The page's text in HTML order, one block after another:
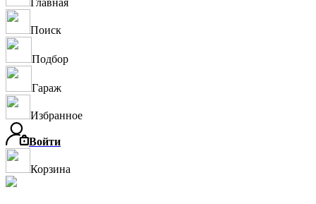
Главная
Поиск
Подбор
Гараж
Избранное
Войти
Корзина